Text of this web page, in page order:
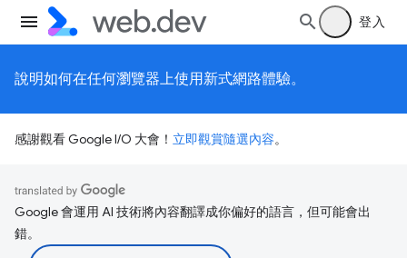
登入
說明如何在任何瀏覽器上使用新式網路體驗。
感謝觀看 Google I/O 大會！ 立即觀賞隨選內容。
Google 會運用 AI 技術將內容翻譯成你偏好的語言，但可能會出
錯。